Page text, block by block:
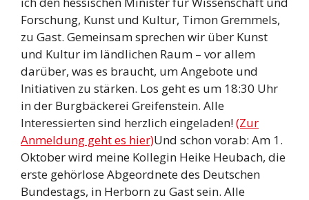
Forschung, Kunst und Kultur, Timon Gremmels,
zu Gast. Gemeinsam sprechen wir über Kunst
und Kultur im ländlichen Raum – vor allem
darüber, was es braucht, um Angebote und
Initiativen zu stärken. Los geht es um 18:30 Uhr
in der Burgbäckerei Greifenstein. Alle
Interessierten sind herzlich eingeladen!(Zur
Anmeldung geht es hier)Und schon vorab: Am 1.
Oktober wird meine Kollegin Heike Heubach, die
erste gehörlose Abgeordnete des Deutschen
Bundestags, in Herborn zu Gast sein. Alle